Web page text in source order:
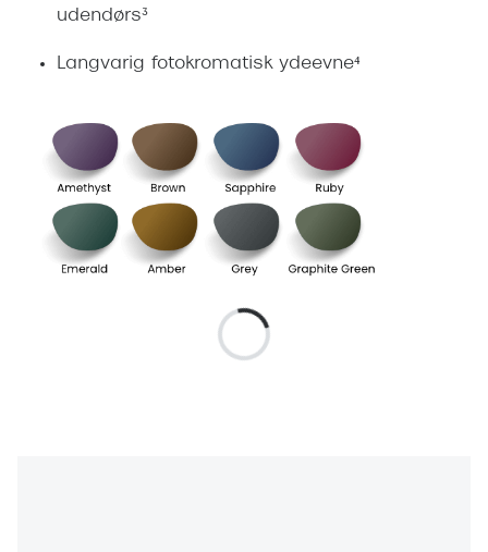
udendørs³
Langvarig fotokromatisk ydeevne⁴